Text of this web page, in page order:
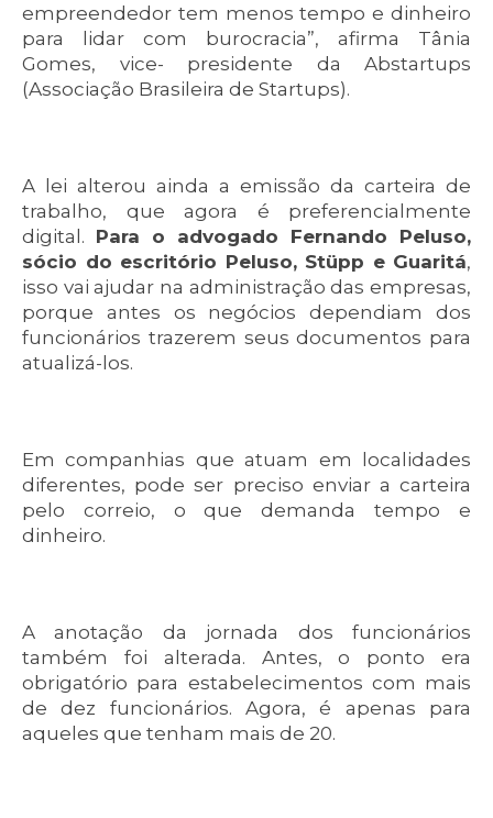
empreendedor tem menos tempo e dinheiro
para lidar com burocracia”, afirma Tânia
Gomes, vice- presidente da Abstartups
(Associação Brasileira de Startups).
A lei alterou ainda a emissão da carteira de
trabalho, que agora é preferencialmente
digital. Para o advogado Fernando Peluso,
sócio do escritório Peluso, Stüpp e Guaritá,
isso vai ajudar na administração das empresas,
porque antes os negócios dependiam dos
funcionários trazerem seus documentos para
atualizá-los.
Em companhias que atuam em localidades
diferentes, pode ser preciso enviar a carteira
pelo correio, o que demanda tempo e
dinheiro.
A anotação da jornada dos funcionários
também foi alterada. Antes, o ponto era
obrigatório para estabelecimentos com mais
de dez funcionários. Agora, é apenas para
aqueles que tenham mais de 20.